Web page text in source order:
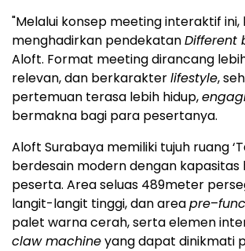
"Melalui konsep meeting interaktif ini,
menghadirkan pendekatanDifferent
Aloft. Format meeting dirancang
relevan, dan berkarakterlifestyle,
pertemuan terasa lebih hidup,
bermakna bagi para pesertanya.
Aloft Surabaya memiliki tujuh ruang
berdesain modern dengan kapasitas
peserta. Area seluas 489meter
langit-langit tinggi, dan areapre–
palet warna cerah, serta elemen
claw machineyang dapat dinikmati